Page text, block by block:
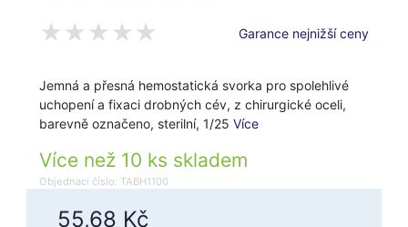
Garance nejnižší ceny
Jemná a přesná hemostatická svorka pro spolehlivé
uchopení a fixaci drobných cév, z chirurgické oceli,
barevně označeno, sterilní, 1/25 Více
Více než 10 ks skladem
Objednací číslo: TABH1100
55,68 Kč